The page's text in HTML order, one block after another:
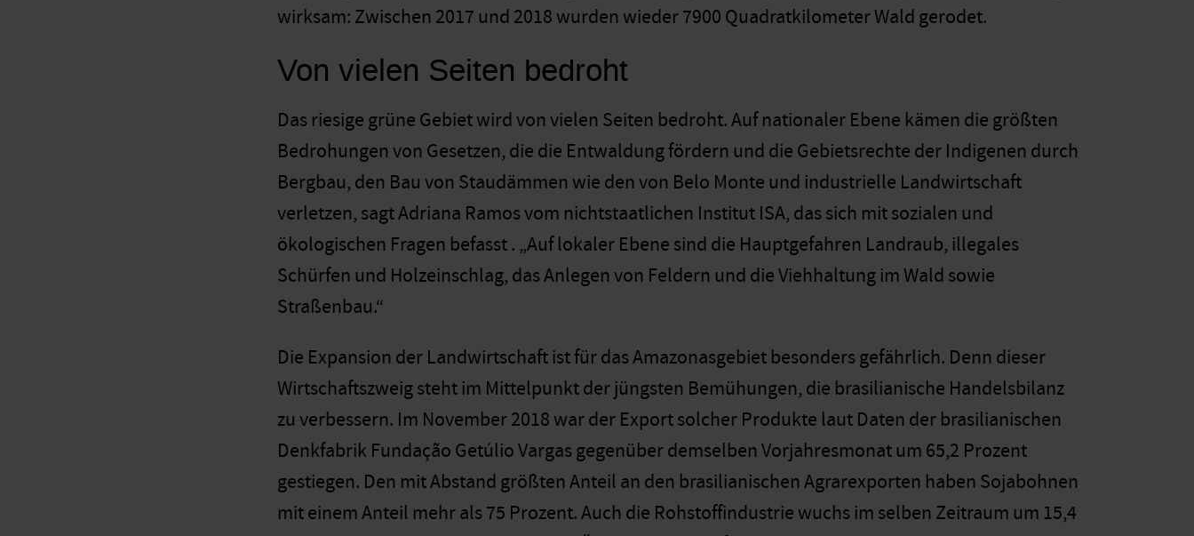
wirksam: Zwischen 2017 und 2018 wurden wieder 7900 Quadratkilometer Wald gerodet.
Von vielen Seiten bedroht
Das riesige grüne Gebiet wird von vielen Seiten bedroht. Auf nationaler Ebene kämen die größten
Bedrohungen von Gesetzen, die die Entwaldung fördern und die Gebietsrechte der Indigenen durch
Bergbau, den Bau von Staudämmen wie den von Belo Monte und industrielle Landwirtschaft
verletzen, sagt Adriana Ramos vom nichtstaatlichen Institut ISA, das sich mit sozialen und
ökologischen Fragen befasst . „Auf lokaler Ebene sind die Hauptgefahren Landraub, illegales
Schürfen und Holzeinschlag, das Anlegen von Feldern und die Viehhaltung im Wald sowie
Straßenbau.“
Die Expansion der Landwirtschaft ist für das Amazonasgebiet besonders gefährlich. Denn dieser
Wirtschaftszweig steht im Mittelpunkt der jüngsten Bemühungen, die brasilianische Handelsbilanz
zu verbessern. Im November 2018 war der Export solcher Produkte laut Daten der brasilianischen
Denkfabrik Fundação Getúlio Vargas gegenüber demselben Vorjahresmonat um 65,2 Prozent
gestiegen. Den mit Abstand größten Anteil an den brasilianischen Agrarexporten haben Sojabohnen
mit einem Anteil mehr als 75 Prozent. Auch die Rohstoffindustrie wuchs im selben Zeitraum um 15,4